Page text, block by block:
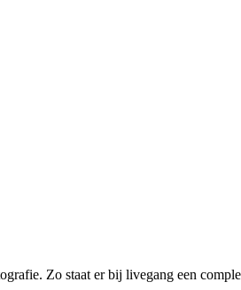
Zo staat er bij livegang een